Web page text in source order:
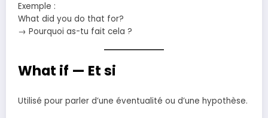
Exemple :
What did you do that for?
→ Pourquoi as-tu fait cela ?
What if — Et si
Utilisé pour parler d’une éventualité ou d’une hypothèse.